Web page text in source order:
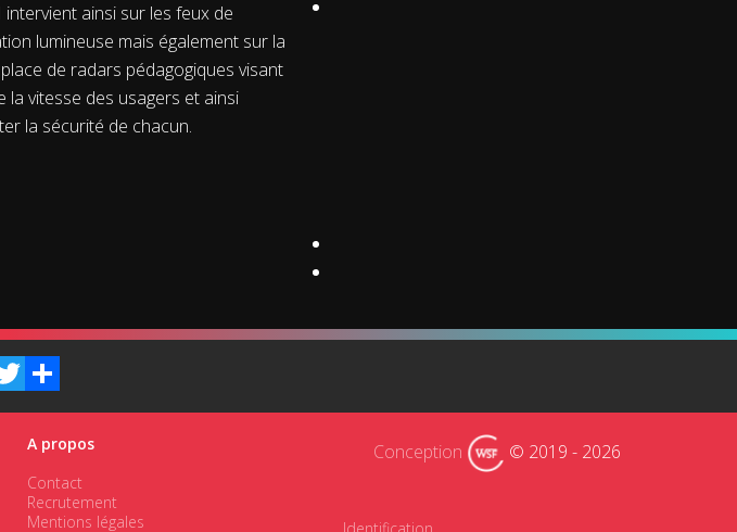
intervient ainsi sur les feux de
lumineuse mais également sur la
de radars pédagogiques visant
la vitesse des usagers et ainsi
la sécurité de chacun.
Share
A propos
Contact
Recrutement
Mentions légales
Conception © 2019 - 2026